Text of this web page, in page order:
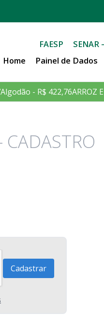
FAESP SENAR
Home
Painel de Dados
Algodão - R$ 422,76ARROZ
CADASTRO